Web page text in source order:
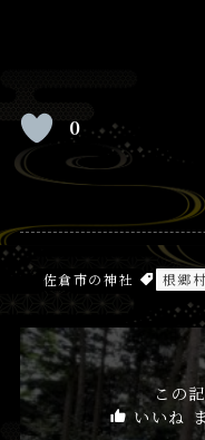
0
佐倉市の神社 根郷村
この
いいね